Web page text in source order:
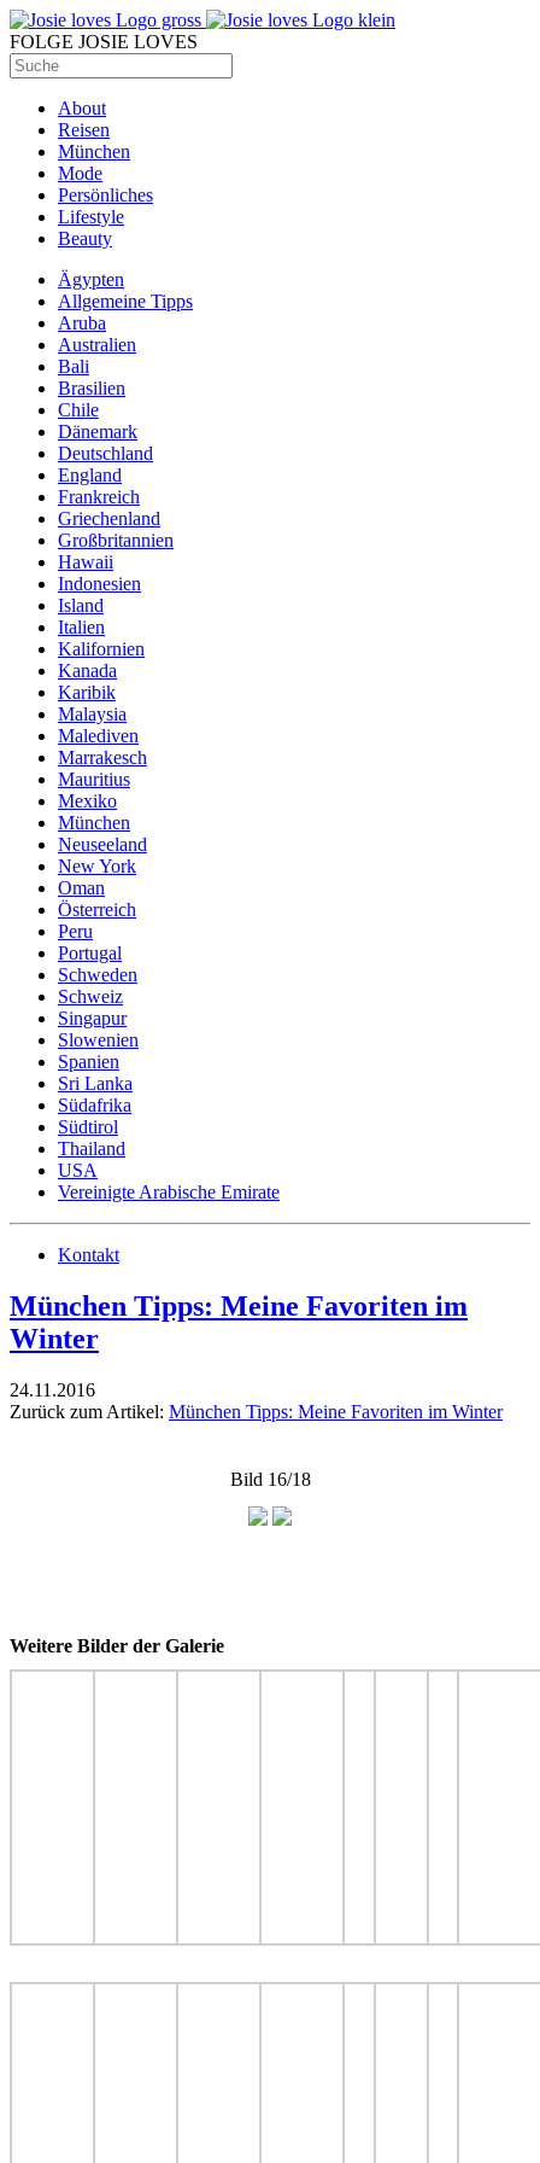
FOLGE JOSIE LOVES
About
Reisen
München
Mode
Persönliches
Lifestyle
Beauty
Ägypten
Allgemeine Tipps
Aruba
Australien
Bali
Brasilien
Chile
Dänemark
Deutschland
England
Frankreich
Griechenland
Großbritannien
Hawaii
Indonesien
Island
Italien
Kalifornien
Kanada
Karibik
Malaysia
Malediven
Marrakesch
Mauritius
Mexiko
München
Neuseeland
New York
Oman
Österreich
Peru
Portugal
Schweden
Schweiz
Singapur
Slowenien
Spanien
Sri Lanka
Südafrika
Südtirol
Thailand
USA
Vereinigte Arabische Emirate
Kontakt
München Tipps: Meine Favoriten im
Winter
24.11.2016
Zurück zum Artikel: München Tipps: Meine Favoriten im Winter
Bild 16/18
Weitere Bilder der Galerie